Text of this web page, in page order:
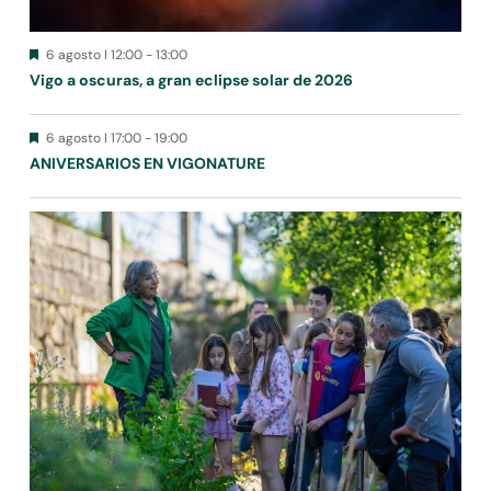
Destacado
6 agosto I 12:00 -13:00
Vigo a oscuras, a gran eclipse solar de 2026
Destacado
6 agosto I 17:00 -19:00
ANIVERSARIOS EN VIGONATURE